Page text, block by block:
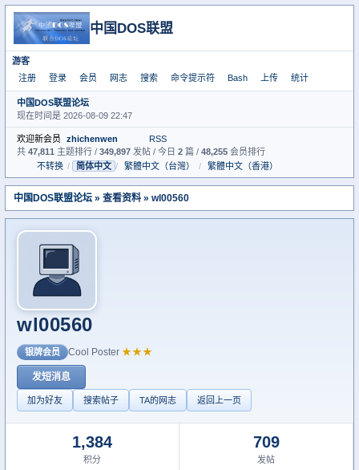
中国DOS联盟
游客
注册
登录 会员 网志 搜索 命令提示符 Bash 上传 统计
中国DOS联盟论坛
现在时间是 2026-08-09 22:47
欢迎新会员 zhichenwen
RSS
共 47,811 主题排行 / 349,897 发帖 / 今日 2 篇 / 48,255 会员排行
不转换 / 简体中文 / 繁體中文（台灣） / 繁體中文（香港）
中国DOS联盟论坛 » 查看资料 » wl00560
wl00560
银牌会员 Cool Poster ★★★
发短消息
加为好友 搜索帖子 TA的网志 返回上一页
1,384
积分
709
发帖